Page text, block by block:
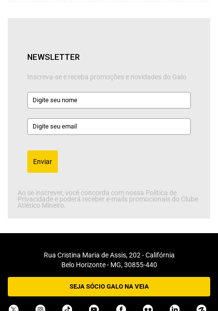
NEWSLETTER
Inscreva-se e receba promoções e novidades do Galo
Enviar
Ao se inscrever, você concorda com nossa Política de
Privacidade e poderá receber e-mails promocionais do Clube
Atlético Mineiro.
Rua Cristina Maria de Assis, 202 - Califórnia
Belo Horizonte - MG, 30855-440
SEJA SÓCIO GALO NA VEIA